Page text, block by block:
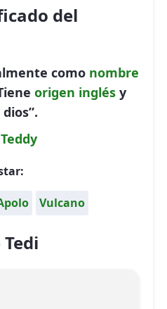
del
como nombre
origen inglés y
Teddy
Vulcano